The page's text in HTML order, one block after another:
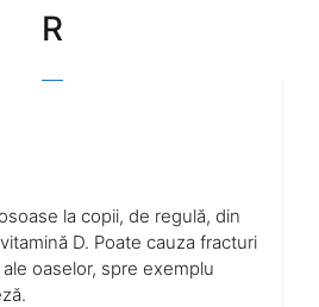
R
la copii, de regulă, din
D. Poate cauza fracturi
oaselor, spre exemplu